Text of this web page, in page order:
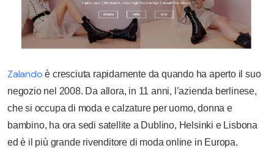
Zalando è cresciuta rapidamente da quando ha aperto il suo
negozio nel 2008. Da allora, in 11 anni, l’azienda berlinese,
che si occupa di moda e calzature per uomo, donna e
bambino, ha ora sedi satellite a Dublino, Helsinki e Lisbona
ed è il più grande rivenditore di moda online in Europa.